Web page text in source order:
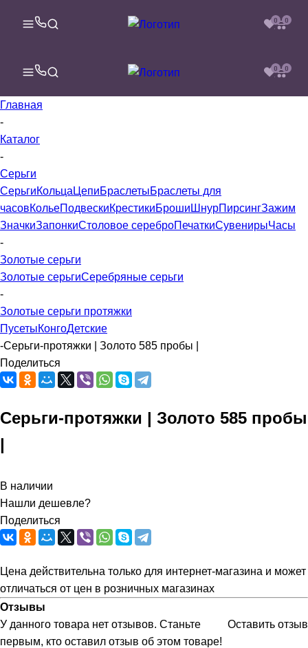
0 0
0 0
Главная
-
Каталог
-
Серьги
СерьгиКольца ЦепиБраслетыБраслеты для
часовКольеПодвескиКрестикиБроши ШнурПирсингЗажим
ЗначкиЗапонкиСтоловое сереброПечаткиСувенирыЧасы
-
Золотые серьги
Золотые серьгиСеребряные серьги
-
Золотые серьги протяжки
ПусетыКонгоДетские
-Серьги-протяжки | Золото 585 пробы |
Поделиться
Серьги-протяжки | Золото 585 пробы
|
В наличии
Нашли дешевле?
Поделиться
Цена действительна только для интернет-магазина и может
отличаться от цен в розничных магазинах
Отзывы
Оставить отзыв
У данного товара нет отзывов. Станьте
первым, кто оставил отзыв об этом товаре!